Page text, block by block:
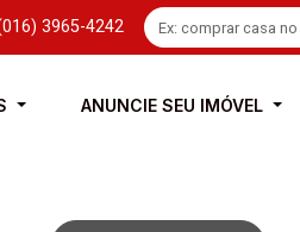
3965-4242
ANUNCIE SEU IMÓVEL